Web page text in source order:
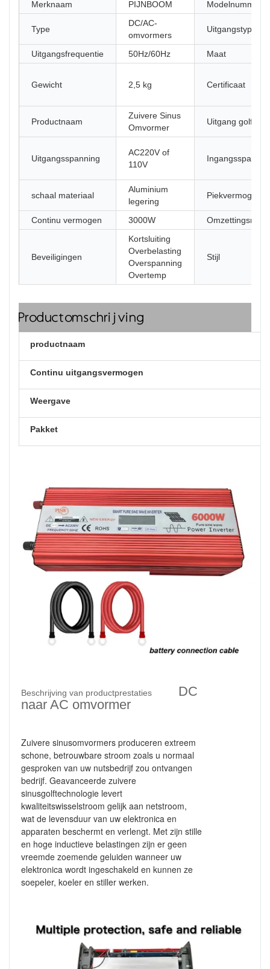
Merknaam PIJNBOOM Modelnummer
Type
DC/AC-
omvormers
Uitgangstype
Uitgangsfrequentie 50Hz/60Hz Maat
Gewicht 2,5 kg Certificaat
Productnaam
Zuivere Sinus
Omvormer
Uitgang
Uitgangsspanning
AC220V of
110V
schaal materiaal
Aluminium
legering
Piekvermogen
Continu vermogen 3000W
Beveiligingen
Kortsluiting
Overbelasting
Overspanning
Overtemp
Stijl
Productomschrijving
productnaam
Continu uitgangsvermogen
Weergave
Pakket
Beschrijving van productprestaties DC
naar AC omvormer
Zuivere sinusomvormers produceren extreem
schone, betrouwbare stroom zoals u normaal
gesproken van uw nutsbedrijf zou ontvangen
bedrijf. Geavanceerde zuivere
sinusgolftechnologie levert
kwaliteitswisselstroom gelijk aan netstroom,
wat de levensduur van uw elektronica en
apparaten beschermt en verlengt. Met zijn stille
en hoge inductieve belastingen zijn er geen
vreemde zoemende geluiden wanneer uw
elektronica wordt ingeschakeld en kunnen ze
soepeler, koeler en stiller werken.